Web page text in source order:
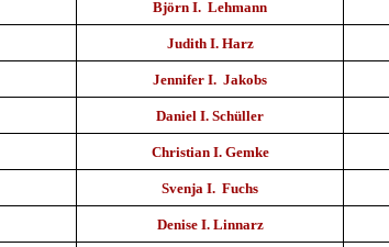
Björn I. Lehmann
Judith I. Harz
Jennifer I. Jakobs
Daniel I. Schüller
Christian I. Gemke
Svenja I. Fuchs
Denise I. Linnarz